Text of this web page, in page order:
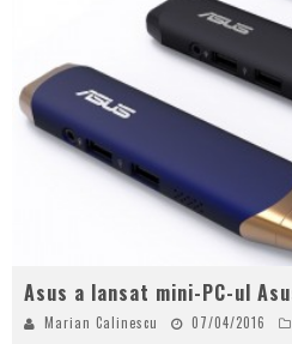
Asus a lansat mini-PC-ul
Marian Calinescu 07/04/2016